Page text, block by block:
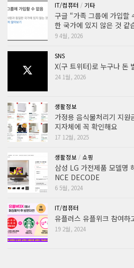
IT/컴퓨터 / 기타
구글 “가족 그룹에 가입할
한 국가에 있지 않은 것 같
9 4월, 2026
SNS
X(구 트위터)로 누구나 돈
24 1월, 2026
생활정보
가정용 음식물처리기 지
지자체에 꼭 확인해요
17 12월, 2025
생활정보 / 쇼핑
삼성 LG 가전제품 모델명
NCE DECODE
6 5월, 2024
IT/컴퓨터
유플러스 유플위크 참여
19 2월, 2024